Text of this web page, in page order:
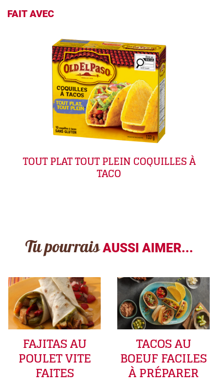
FAIT AVEC
TOUT PLAT TOUT PLEIN COQUILLES À
TACO
Tu pourrais AUSSI AIMER...
FAJITAS AU
POULET VITE
FAITES
TACOS AU
BOEUF FACILES
À PRÉPARER